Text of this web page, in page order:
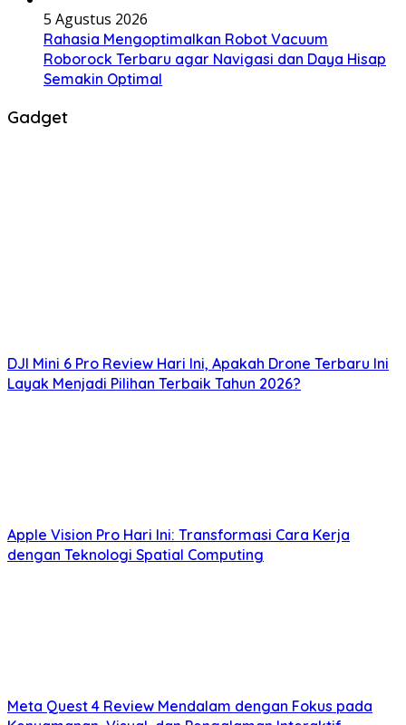
5 Agustus 2026
Rahasia Mengoptimalkan Robot Vacuum
Roborock Terbaru agar Navigasi dan Daya Hisap
Semakin Optimal
Gadget
DJI Mini 6 Pro Review Hari Ini, Apakah Drone Terbaru Ini
Layak Menjadi Pilihan Terbaik Tahun 2026?
Apple Vision Pro Hari Ini: Transformasi Cara Kerja
dengan Teknologi Spatial Computing
Meta Quest 4 Review Mendalam dengan Fokus pada